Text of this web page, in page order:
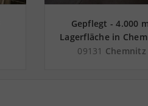
Gepflegt - 4.000
Lagerfläche in
nahe
09131 Chemnitz